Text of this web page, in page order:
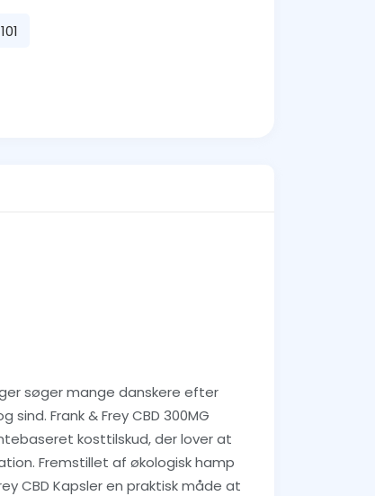
søger mange danskere efter
Frank & Frey CBD 300MG
kosttilskud, der lover at
Fremstillet af økologisk hamp
CBD Kapsler en praktisk måde at